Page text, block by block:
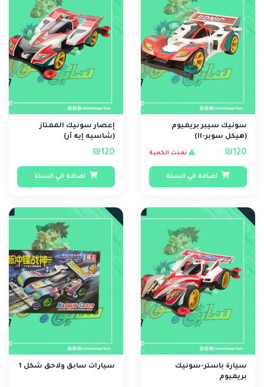
سونيك سيبر بريميوم
(هيكل سوبر-II)
₪120 نفذت الكمية
اضافة الي السلة
إعصار سونيك الممتاز
(شاسيه إيه آر)
₪120
اضافة الي السلة
سيارة باستر-سونيك
بريميوم
سيارات سابق ولاحق شكل 1